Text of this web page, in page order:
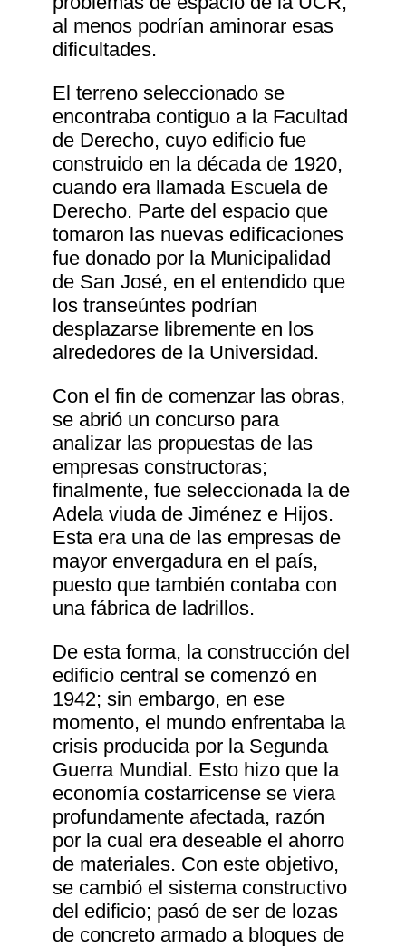
al menos podrían aminorar esas
dificultades.
El terreno seleccionado se
encontraba contiguo a la Facultad
de Derecho, cuyo edificio fue
construido en la década de 1920,
cuando era llamada Escuela de
Derecho. Parte del espacio que
tomaron las nuevas edificaciones
fue donado por la Municipalidad
de San José, en el entendido que
los transeúntes podrían
desplazarse libremente en los
alrededores de la Universidad.
Con el fin de comenzar las obras,
se abrió un concurso para
analizar las propuestas de las
empresas constructoras;
finalmente, fue seleccionada la de
Adela viuda de Jiménez e Hijos.
Esta era una de las empresas de
mayor envergadura en el país,
puesto que también contaba con
una fábrica de ladrillos.
De esta forma, la construcción del
edificio central se comenzó en
1942; sin embargo, en ese
momento, el mundo enfrentaba la
crisis producida por la Segunda
Guerra Mundial. Esto hizo que la
economía costarricense se viera
profundamente afectada, razón
por la cual era deseable el ahorro
de materiales. Con este objetivo,
se cambió el sistema constructivo
del edificio; pasó de ser de lozas
de concreto armado a bloques de